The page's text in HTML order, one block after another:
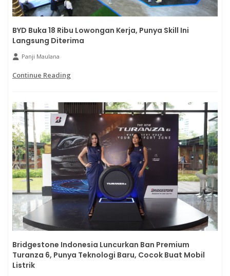
BYD Buka 18 Ribu Lowongan Kerja, Punya Skill Ini
Langsung Diterima
Panji Maulana
Continue Reading
Bridgestone Indonesia Luncurkan Ban Premium
Turanza 6, Punya Teknologi Baru, Cocok Buat Mobil
Listrik